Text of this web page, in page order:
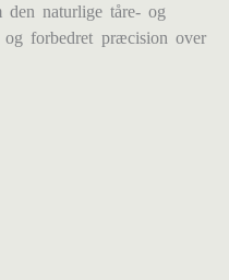
naturlige tåre- og
og forbedret præcision over